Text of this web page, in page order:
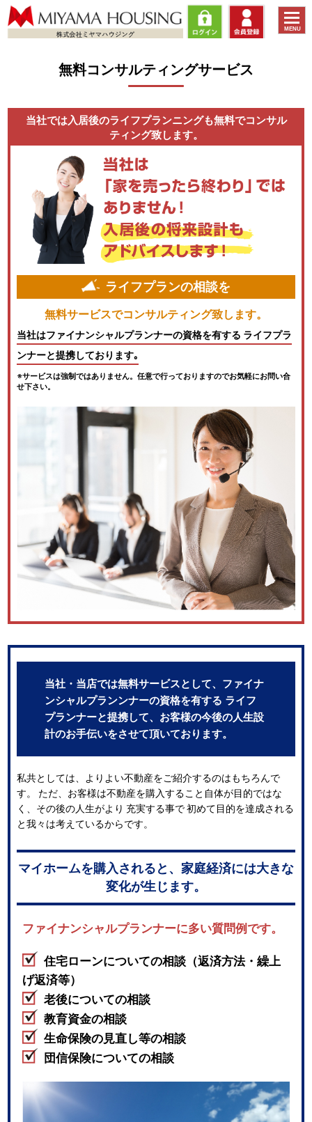
toggle
MENU
無料コンサルティングサービス
当社では入居後のライフプランニングも無料でコンサル
ティング致します。
ライフプランの相談を
無料サービスでコンサルティング致します。
当社はファイナンシャルプランナーの資格を有する ライフプラ
ンナーと提携しております｡
※サービスは強制ではありません。任意で行っておりますのでお気軽にお問い合
せ下さい。
当社・当店では無料サービスとして、ファイナ
ンシャルプランンナーの資格を有する ライフ
プランナーと提携して、お客様の今後の人生設
計のお手伝いをさせて頂いております。
私共としては、よりよい不動産をご紹介するのはもちろんで
す。 ただ、お客様は不動産を購入すること自体が目的ではな
く、その後の人生がより 充実する事で 初めて目的を達成される
と我々は考えているからです。
マイホームを購入されると、家庭経済には大きな
変化が生じます。
ファイナンシャルプランナーに多い質問例です。
住宅ローンについての相談（返済方法・繰上
げ返済等）
老後についての相談
教育資金の相談
生命保険の見直し等の相談
団信保険についての相談